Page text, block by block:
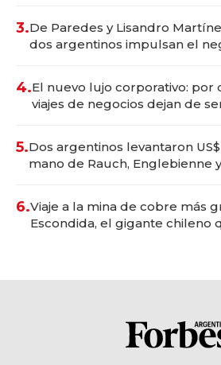
3.De Paredes y Lisandro
dos argentinos impulsan el
4.El nuevo lujo corporativo: por
viajes de negocios dejan de
5.Dos argentinos levantaron
mano de Rauch, Englebienne
6.Viaje a la mina de cobre más
Escondida, el gigante chileno